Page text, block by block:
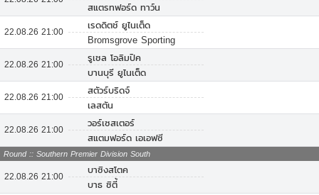
สแตรทฟอร์ด ทาว์น
22.08.26 21:00
เรดดิตช์ ยูไนเต็ด
Bromsgrove Sporting
22.08.26 21:00
รูเชล โอลิมปิค
บานบุรี ยูไนเต็ด
22.08.26 21:00
สตัวร์บริดจ์
เลสตัน
22.08.26 21:00
วอร์เซสเตอร์
สแตมฟอร์ด เอเอฟซี
Round :: Southern Premier Division South
22.08.26 21:00
บาซิงสโตค
บาธ ซิตี้